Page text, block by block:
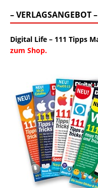
– VERLAGSANGEBOT –
Digital Life – 111 Tipps
zum Shop.